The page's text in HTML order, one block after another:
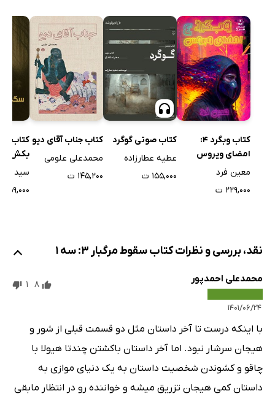
کتاب وبگرد 4:
امضای ویروس
معین فرد
۲۲۹,۰۰۰ ت
کتاب صوتی گوگرد
عطیه عطارزاده
۱۵۵,۰۰۰ ت
کتاب جناب آقای دیو
محمدعلی علومی
۱۴۵,۲۰۰ ت
کتاب
بکش
سید
۵۹,۰۰۰ ت
نقد، بررسی و نظرات کتاب سقوط مرگبار 3: سه 1
محمدعلی احمدپور
۱۴۰۱/۰۶/۲۴
8
1
با اینکه درست تا آخر داستان مثل دو قسمت قبلی از شور و
هیجان سرشار نبود. اما آخر داستان باکشتن چندتا هیولا با
چاقو و کشوندن شخصیت داستان به یک دنیای موازی به
داستان کمی هیجان تزریق میشه و خواننده رو در انتظار مابقی